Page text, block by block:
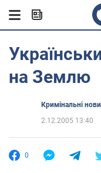
на Землю
Кримінальні
2.12.2005 13:40
0